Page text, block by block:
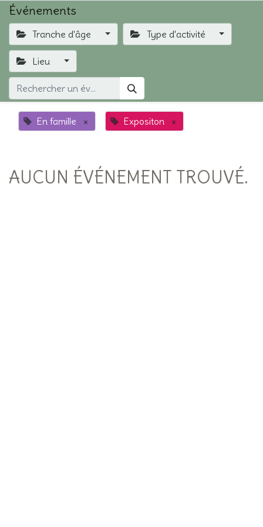
Événements
Tranche d'âge Type d'activité
Lieu
En famille × Expositon ×
AUCUN ÉVÉNEMENT TROUVÉ.